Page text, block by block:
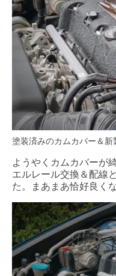
塗装済みのカムカバー＆新
ようやくカムカバーが
エルレール交換＆配線
た。まあまあ恰好良く